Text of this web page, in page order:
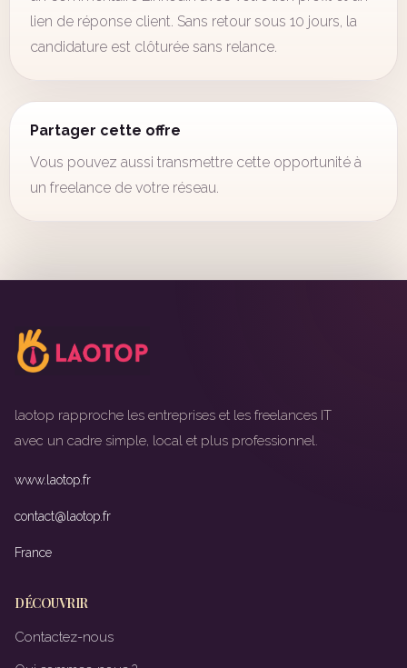
lien de réponse client. Sans retour sous 10 jours, la
candidature est clôturée sans relance.
Partager cette offre
Vous pouvez aussi transmettre cette opportunité à
un freelance de votre réseau.
laotop rapproche les entreprises et les freelances IT
avec un cadre simple, local et plus professionnel.
www.laotop.fr
contact@laotop.fr
France
DÉCOUVRIR
Contactez-nous